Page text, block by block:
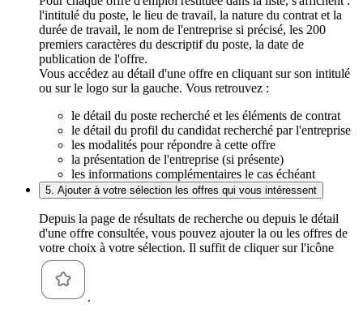
l'intitulé du poste, le lieu de travail, la nature du contrat et la
durée de travail, le nom de l'entreprise si précisé, les 200
premiers caractères du descriptif du poste, la date de
publication de l'offre.
Vous accédez au détail d'une offre en cliquant sur son intitulé
ou sur le logo sur la gauche. Vous retrouvez :
le détail du poste recherché et les éléments de contrat
le détail du profil du candidat recherché par l'entreprise
les modalités pour répondre à cette offre
la présentation de l'entreprise (si présente)
les informations complémentaires le cas échéant
5. Ajouter à votre sélection les offres qui vous intéressent
Depuis la page de résultats de recherche ou depuis le détail
d'une offre consultée, vous pouvez ajouter la ou les offres de
votre choix à votre sélection. Il suffit de cliquer sur l'icône
.